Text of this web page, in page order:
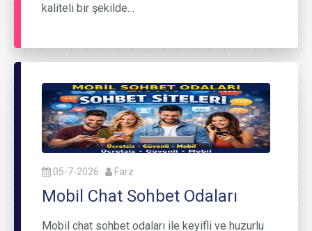
kaliteli bir şekilde…
05-7-2026 Farz
Mobil Chat Sohbet Odaları
Mobil chat sohbet odaları ile keyifli ve huzurlu